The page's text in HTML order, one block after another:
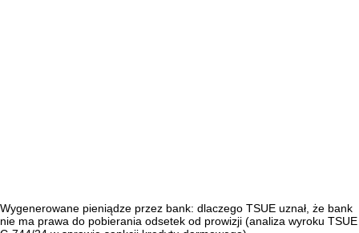
Wygenerowane pieniądze przez bank: dlaczego TSUE uznał, że bank
nie ma prawa do pobierania odsetek od prowizji (analiza wyroku TSUE